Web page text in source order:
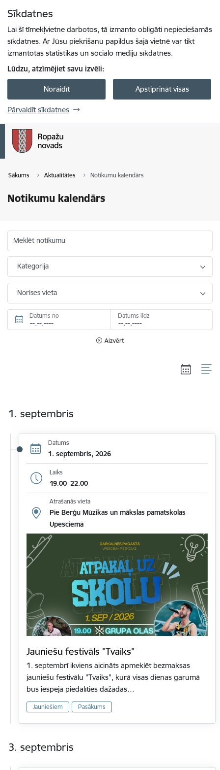
Sīkdatnes
Lai šī tīmekļvietne darbotos, tā izmanto obligāti nepieciešamās
sīkdatnes. Ar Jūsu piekrišanu papildus šajā vietnē var tikt
izmantotas statistikas un sociālo mediju sīkdatnes.
Lūdzu, atzīmējiet savu izvēli:
Noraidīt Apstiprināt visas
Pārvaldīt sīkdatnes
Sākums Aktualitātes Notikumu kalendārs
Notikumu kalendārs
Meklēt notikumu
Kategorija
Norises vieta
Datums no Datums līdz
Aizvērt
1. septembris
Datums
1. septembris, 2026
Laiks
19.00–22.00
Atrašanās vieta
Pie Berģu Mūzikas un mākslas pamatskolas
Upesciemā
Jauniešu festivāls "Tvaiks"
1. septembrī ikviens aicināts apmeklēt bezmaksas
jauniešu festivālu "Tvaiks", kurā visas dienas garumā
būs iespēja piedalīties dažādās…
Jauniešiem Pasākums
3. septembris